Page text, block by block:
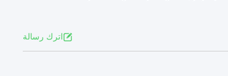
اترك رسالة